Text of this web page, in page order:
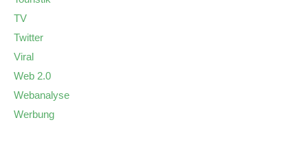
TV
Twitter
Viral
Web 2.0
Webanalyse
Werbung